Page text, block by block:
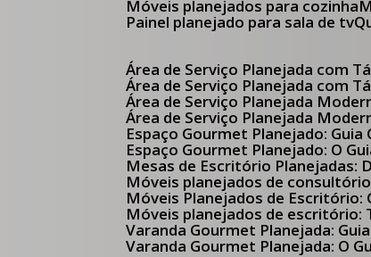
Móveis planejados para cozinha
Painel planejado para sala de tv
Área de Serviço Planejada com
Área de Serviço Planejada com
Área de Serviço Planejada
Área de Serviço Planejada
Espaço Gourmet Planejado:
Espaço Gourmet Planejado: O
Mesas de Escritório Planejadas:
Móveis planejados de
Móveis Planejados de
Móveis planejados de
Varanda Gourmet Planejada:
Varanda Gourmet Planejada: O